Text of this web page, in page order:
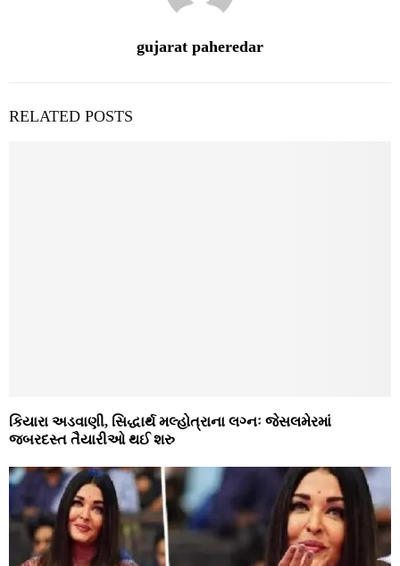
gujarat paheredar
RELATED POSTS
કિયારા અડવાણી, સિદ્ધાર્થ મલ્હોત્રાના લગ્નઃ જેસલમેરમાં
જબરદસ્ત તૈયારીઓ થઈ શરુ